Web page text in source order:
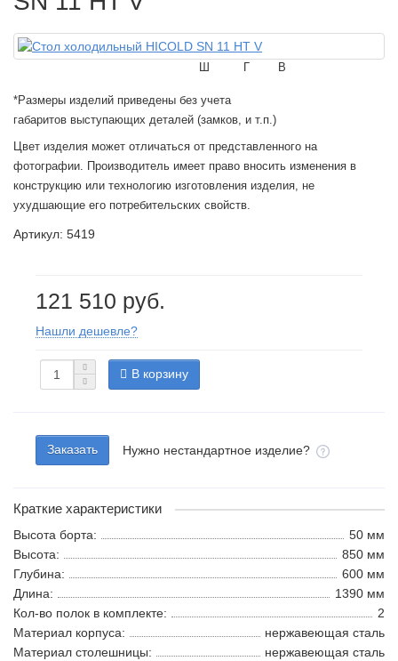
Ш В
Г
*Размеры изделий приведены без учета
габаритов выступающих деталей (замков, и т.п.)
Цвет изделия может отличаться от представленного на
фотографии. Производитель имеет право вносить изменения в
конструкцию или технологию изготовления изделия, не
ухудшающие его потребительских свойств.
Артикул: 5419
121 510 руб.
Нашли дешевле?
В корзину
Заказать Нужно нестандартное изделие?
Краткие характеристики
Высота борта:
50 мм
Высота:
850 мм
Глубина:
600 мм
Длина:
1390 мм
Кол-во полок в комплекте:
2
Материал корпуса:
нержавеющая сталь
Материал столешницы:
нержавеющая сталь